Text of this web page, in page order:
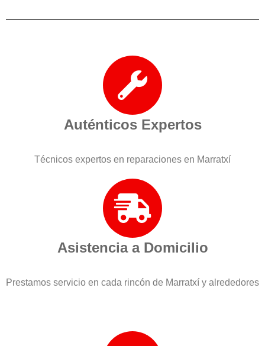
Auténticos Expertos
Técnicos expertos en reparaciones en Marratxí
Asistencia a Domicilio
Prestamos servicio en cada rincón de Marratxí y alrededores